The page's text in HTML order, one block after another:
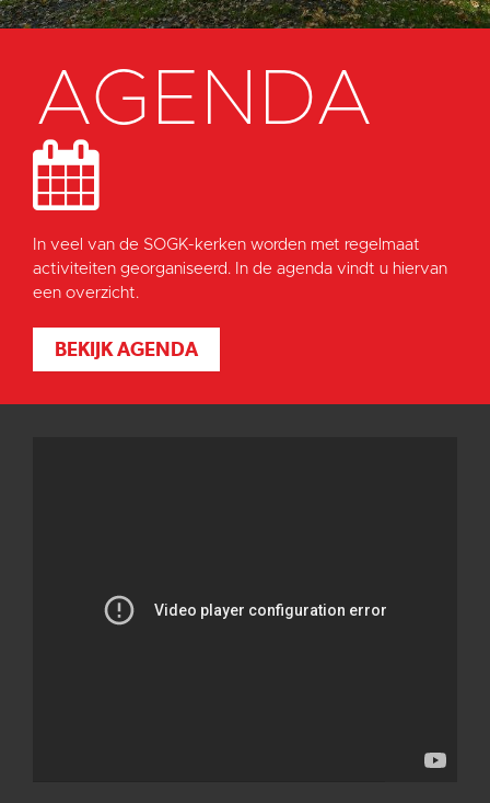
AGENDA
In veel van de SOGK-kerken worden met regelmaat
activiteiten georganiseerd. In de agenda vindt u hiervan
een overzicht.
BEKIJK AGENDA